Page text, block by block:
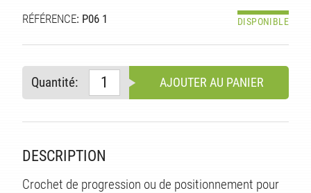
RÉFÉRENCE: P06 1 DISPONIBLE
Quantité: AJOUTER AU PANIER
DESCRIPTION
Crochet de progression ou de positionnement pour